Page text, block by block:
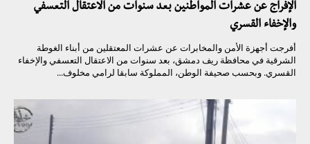
الإفراج عن عشرات المواطنين بعد سنوات من الاعتقال التعسفي
والإخفاء القسري
أفرجت أجهزة الأمن والمخابرات عن عشرات المعتقلين من أبناء الغوطة
الشرقية في محافظة ريف دمشق، بعد سنوات من الاعتقال التعسفي والإخفاء
القسري. وبحسب صحيفة الوطن، المملوكة سابقا لرامي مخلوف...